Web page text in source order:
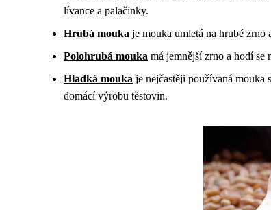
lívance a palačinky.
Hrubá mouka je mouka umletá na hrubé
Polohrubá mouka má jemnější zrno a hodí se
Hladká mouka je nejčastěji používaná mouka
domácí výrobu těstovin.